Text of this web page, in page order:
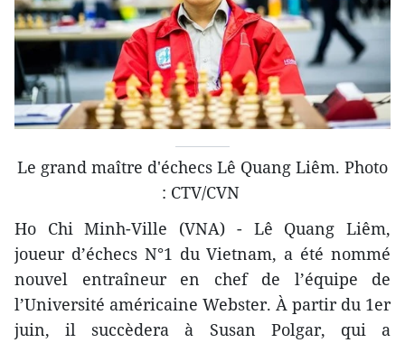
Le grand maître d'échecs Lê Quang Liêm. Photo
: CTV/CVN
Ho Chi Minh-Ville (VNA) - Lê Quang Liêm,
joueur d’échecs N°1 du Vietnam, a été nommé
nouvel entraîneur en chef de l’équipe de
l’Université américaine Webster. À partir du 1er
juin, il succèdera à Susan Polgar, qui a